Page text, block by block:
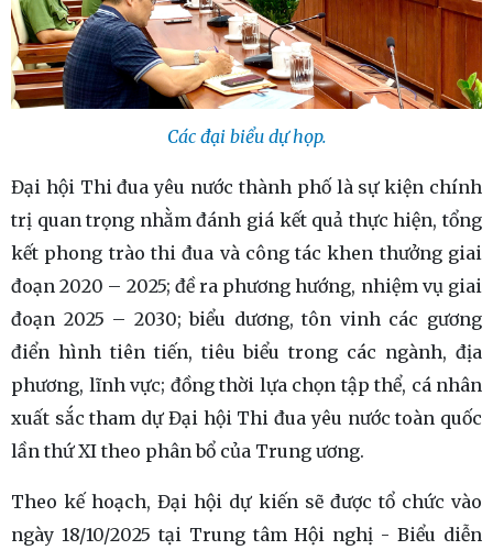
Các đại biểu dự họp.
Đại hội Thi đua yêu nước thành phố là sự kiện chính
trị quan trọng nhằm đánh giá kết quả thực hiện, tổng
kết phong trào thi đua và công tác khen thưởng giai
đoạn 2020 – 2025; đề ra phương hướng, nhiệm vụ giai
đoạn 2025 – 2030; biểu dương, tôn vinh các gương
điển hình tiên tiến, tiêu biểu trong các ngành, địa
phương, lĩnh vực; đồng thời lựa chọn tập thể, cá nhân
xuất sắc tham dự Đại hội Thi đua yêu nước toàn quốc
lần thứ XI theo phân bổ của Trung ương.
Theo kế hoạch, Đại hội dự kiến sẽ được tổ chức vào
ngày 18/10/2025 tại Trung tâm Hội nghị - Biểu diễn